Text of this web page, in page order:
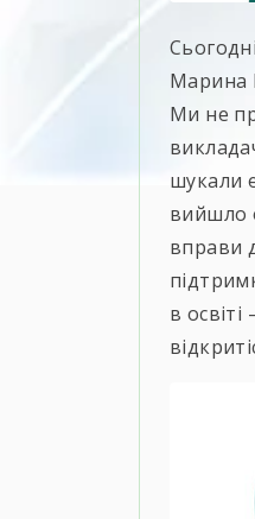
Марина
Ми не
шукали
вийшло
вправи
в